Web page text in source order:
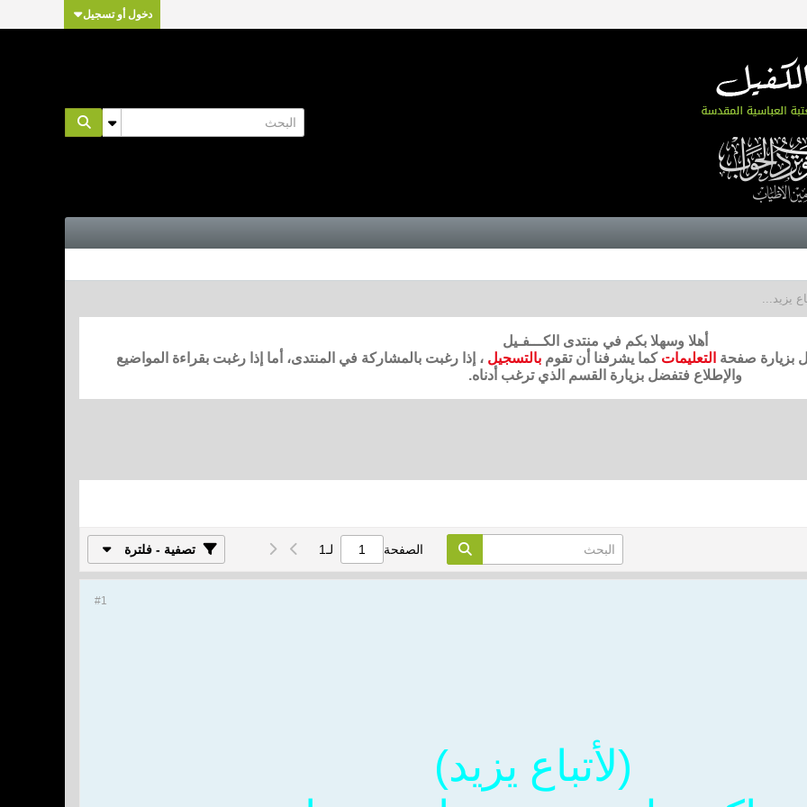
دخول أو تسجيل
يزيد...
أهلا وسهلا بكم في منتدى الكـــفـيل
بزيارة صفحة التعليمات كما يشرفنا أن تقوم بالتسجيل ، إذا رغبت بالمشاركة في المنتدى، أما إذا رغبت بقراءة المواضيع
والإطلاع فتفضل بزيارة القسم الذي ترغب أدناه.
الصفحة لـ1 تصفية - فلترة
#1
(لأتباع يزيد)